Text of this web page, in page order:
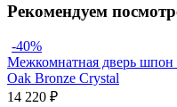
Рекомендуем
-40%
Межкомнатная дверь шпон
Oak Bronze Сrystal
14 220 ₽